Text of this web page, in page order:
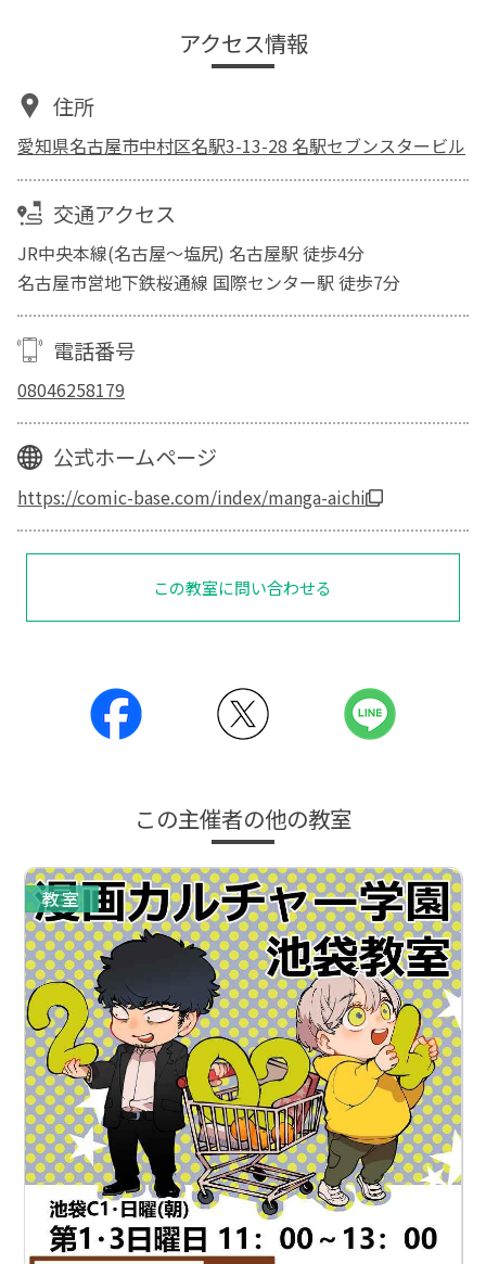
アクセス情報
住所
愛知県名古屋市中村区名駅3-13-28 名駅セブンスタービル
交通アクセス
JR中央本線(名古屋～塩尻) 名古屋駅 徒歩4分
名古屋市営地下鉄桜通線 国際センター駅 徒歩7分
電話番号
08046258179
公式ホームページ
https://comic-base.com/index/manga-aichi
この教室に問い合わせる
この主催者の他の教室
教室